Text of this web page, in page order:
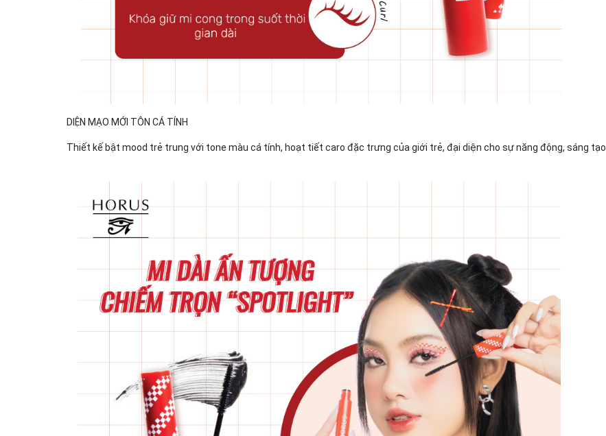
DIỆN MẠO MỚI TÔN CÁ TÍNH
Thiết kế bật mood trẻ trung với tone màu cá tính, hoạt tiết caro đặc trưng của giới trẻ, đại diện cho sự năng động, sáng tạo.